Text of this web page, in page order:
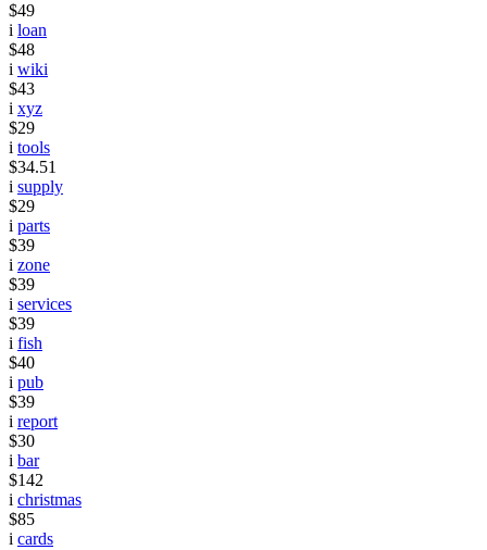
$49
i loan
$48
i wiki
$43
i xyz
$29
i tools
$34.51
i supply
$29
i parts
$39
i zone
$39
i services
$39
i fish
$40
i pub
$39
i report
$30
i bar
$142
i christmas
$85
i cards